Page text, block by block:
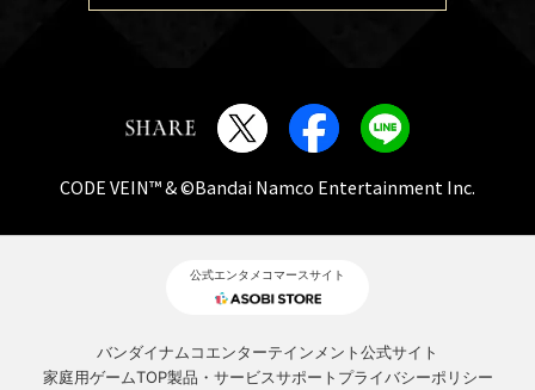
CODE VEIN™ & ©Bandai Namco Entertainment Inc.
公式エンタメコマースサイト
バンダイナムコエンターテインメント公式サイト
家庭用ゲームTOP製品・サービスサポート プライバシーポリシー